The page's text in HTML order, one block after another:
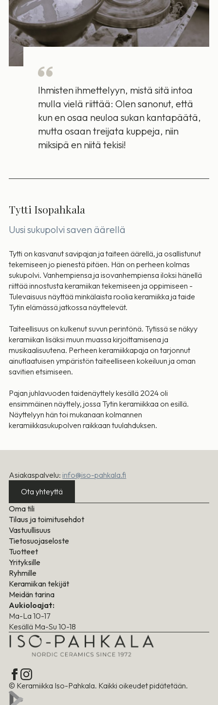
Ihmisten ihmettelyyn, mistä sitä intoa
mulla vielä riittää: Olen sanonut, että
kun en osaa neuloa sukan kantapäätä,
mutta osaan treijata kuppeja, niin
miksipä en niitä tekisi!
Tytti Isopahkala
Uusi sukupolvi saven äärellä
Tytti on kasvanut savipajan ja taiteen äärellä, ja osallistunut
tekemiseen jo pienestä pitäen. Hän on perheen kolmas
sukupolvi. Vanhempiensa ja isovanhempiensa iloksi hänellä
riittää innostusta keramiikan tekemiseen ja oppimiseen -
Tulevaisuus näyttää minkälaista roolia keramiikka ja taide
Tytin elämässä jatkossa näyttelevät.
Taiteellisuus on kulkenut suvun perintönä. Tytissä se näkyy
keramiikan lisäksi muun muassa kirjoittamisena ja
musikaalisuutena. Perheen keramiikkapaja on tarjonnut
ainutlaatuisen ympäristön taiteelliseen kokeiluun ja oman
savitien etsimiseen.
Pajan juhlavuoden taidenäyttely kesällä 2024 oli
ensimmäinen näyttely, jossa Tytin keramiikkaa on esillä.
Näyttelyyn hän toi mukanaan kolmannen
keramiikkasukupolven raikkaan tuulahduksen.
Asiakaspalvelu: info@iso-pahkala.fi
Ota yhteyttä
Oma tili
Tilaus ja toimitusehdot
Vastuullisuus
Tietosuojaseloste
Tuotteet
Yrityksille
Ryhmille
Keramiikan tekijät
Meidän tarina
Aukioloajat:
Ma-La 10-17
Kesällä Ma-Su 10-18
© Keramiikka Iso-Pahkala. Kaikki oikeudet pidätetään.